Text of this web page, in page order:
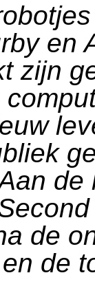
en
zijn
de
de
de